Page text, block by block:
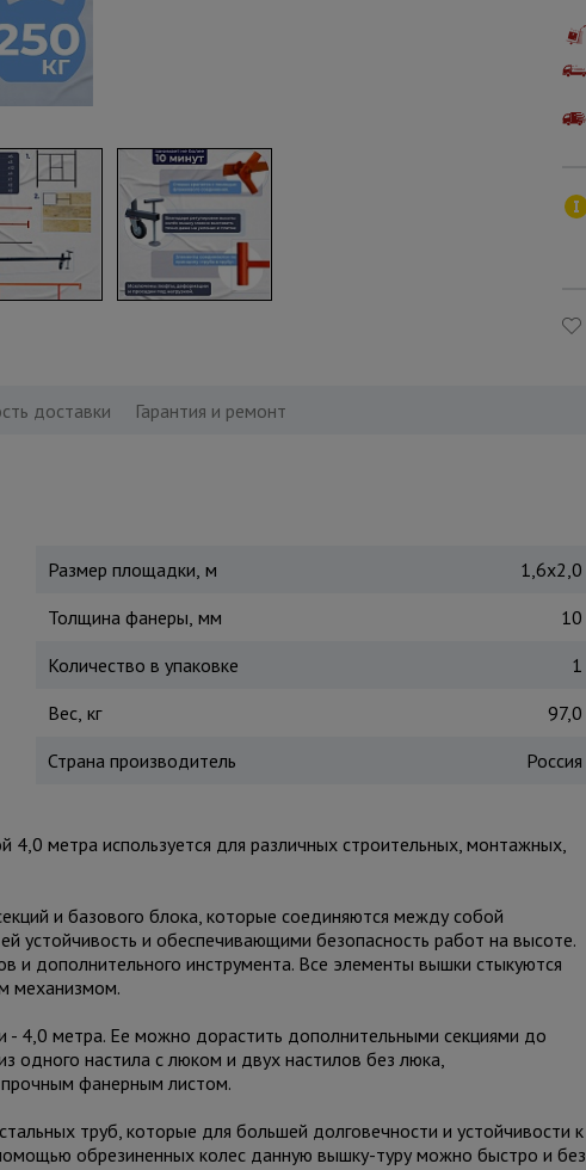
доставки Гарантия и ремонт
Размер площадки, м
1,6x2,0
Толщина фанеры, мм
10
Количество в упаковке
1
Вес, кг
97,0
Страна производитель
Россия
метра используется для различных строительных, монтажных,
и базового блока, которые соединяются между собой
устойчивость и обеспечивающими безопасность работ на высоте.
и дополнительного инструмента. Все элементы вышки стыкуются
механизмом.
4,0 метра. Ее можно дорастить дополнительными секциями до
одного настила с люком и двух настилов без люка,
прочным фанерным листом.
труб, которые для большей долговечности и устойчивости к
обрезиненных колес данную вышку-туру можно быстро и без